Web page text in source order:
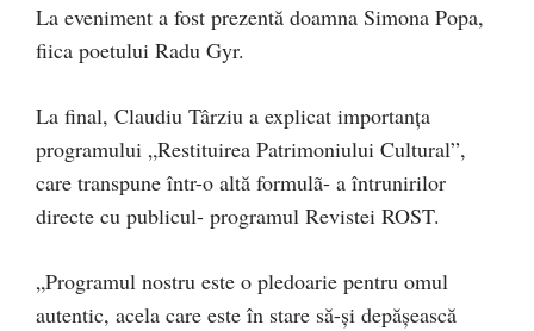
La eveniment a fost prezentă doamna Simona Popa,
fiica poetului Radu Gyr.
La final, Claudiu Târziu a explicat importanța
programului „Restituirea Patrimoniului Cultural”,
care transpune într-o altă formulã- a întrunirilor
directe cu publicul- programul Revistei ROST.
„Programul nostru este o pledoarie pentru omul
autentic, acela care este în stare să-și depășească